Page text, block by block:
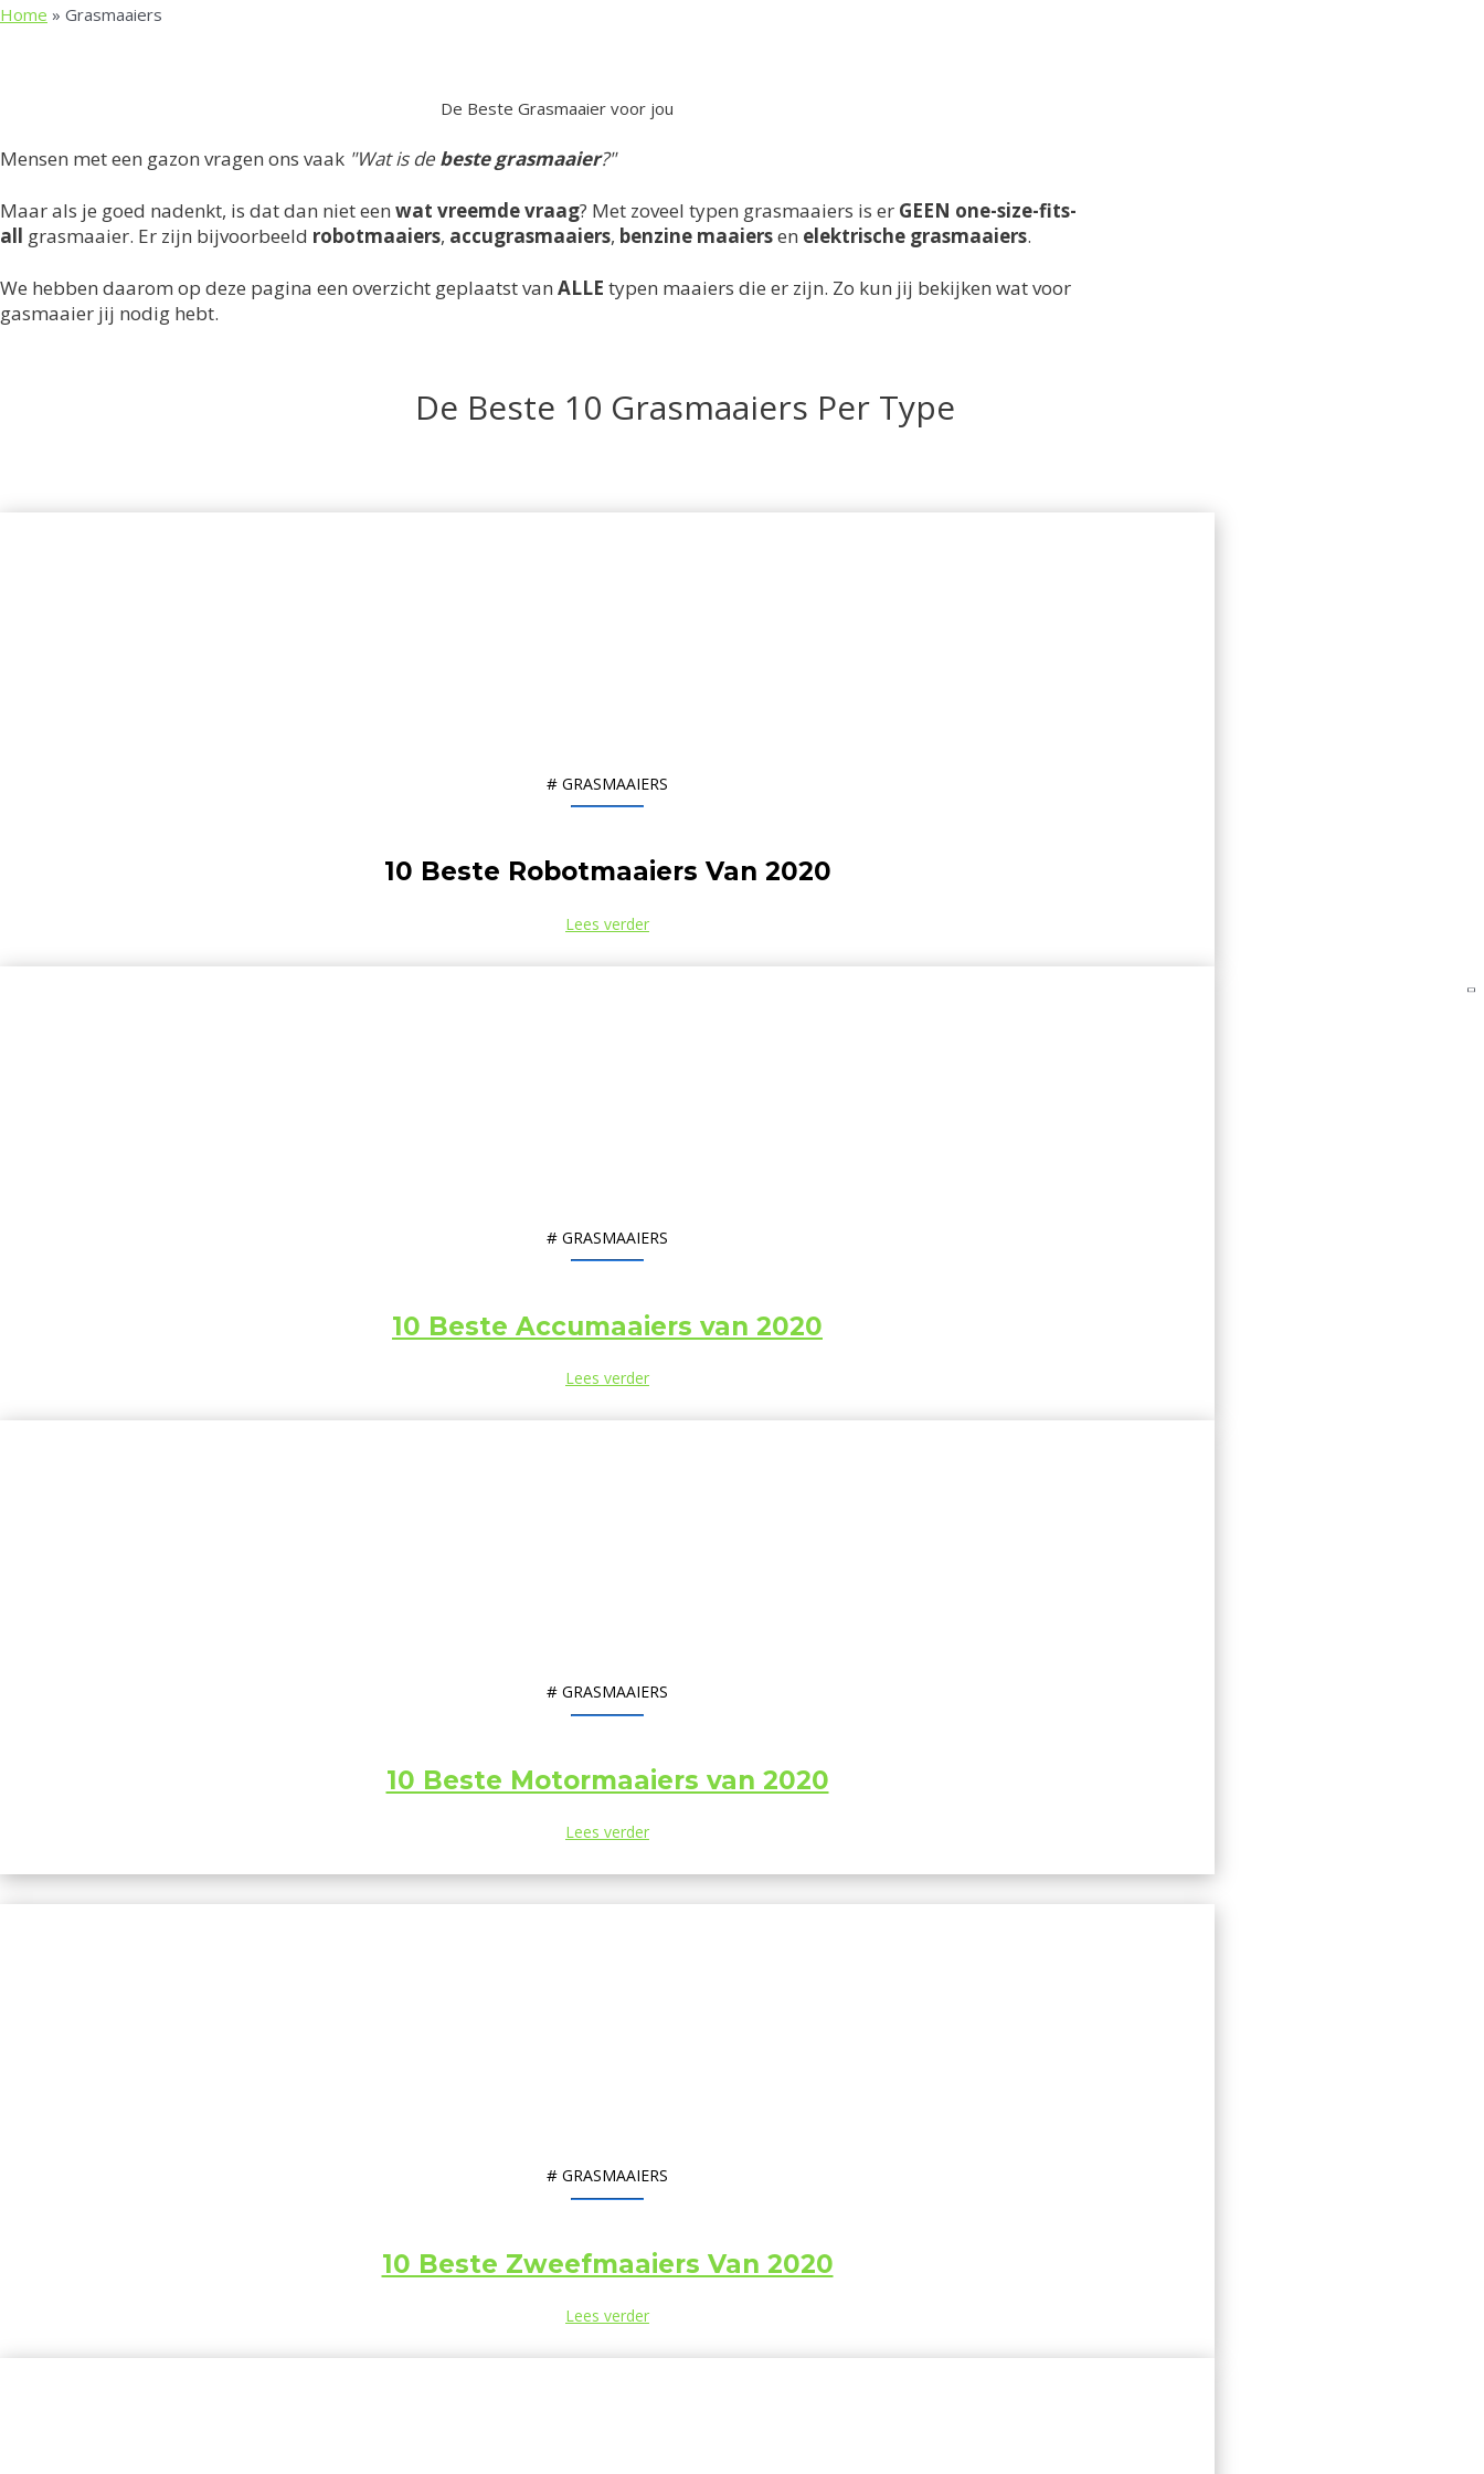
Home » Grasmaaiers
De Beste Grasmaaier voor jou
Mensen met een gazon vragen ons vaak "Wat is de beste grasmaaier?"
Maar als je goed nadenkt, is dat dan niet een wat vreemde vraag? Met zoveel typen grasmaaiers is er GEEN one-size-fits-
all grasmaaier. Er zijn bijvoorbeeld robotmaaiers, accugrasmaaiers, benzine maaiersen elektrische grasmaaiers.
We hebben daarom op deze pagina een overzicht geplaatst van ALLE typen maaiers die er zijn. Zo kun jij bekijken wat voor
gasmaaier jij nodig hebt.
De Beste 10 Grasmaaiers Per Type
# GRASMAAIERS
10 Beste Robotmaaiers Van 2020
Lees verder
# GRASMAAIERS
​10 Beste Accumaaiers van 2020
Lees verder
# GRASMAAIERS
10 Beste Motormaaiers van 2020
Lees verder
# GRASMAAIERS
10 Beste Zweefmaaiers Van 2020
Lees verder